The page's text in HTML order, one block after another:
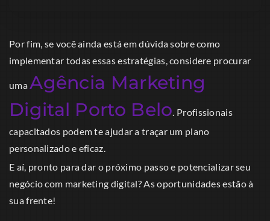
Por fim, se você ainda está em dúvida sobre como
implementar todas essas estratégias, considere procurar
umaAgência Marketing
Digital Porto Belo . Profissionais
capacitados podem te ajudar a traçar um plano
personalizado e eficaz.
E aí, pronto para dar o próximo passo e potencializar seu
negócio com marketing digital? As oportunidades estão à
sua frente!